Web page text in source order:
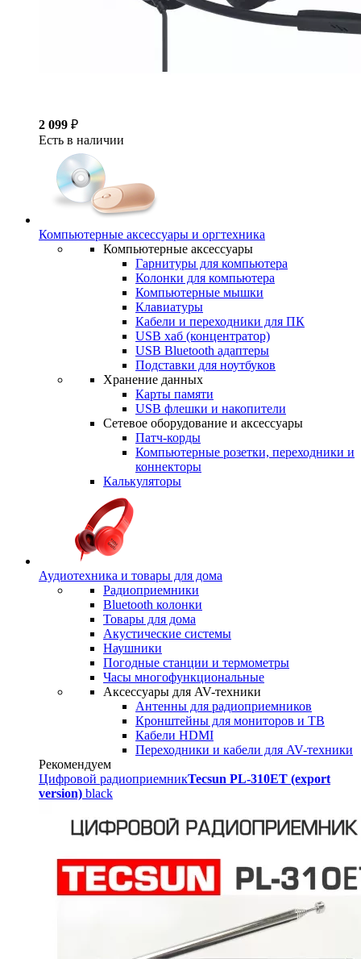
2 099 ₽
Есть в наличии
Компьютерные аксессуары и оргтехника
Компьютерные аксессуары
Гарнитуры для компьютера
Колонки для компьютера
Компьютерные мышки
Клавиатуры
Кабели и переходники для ПК
USB хаб (концентратор)
USB Bluetooth адаптеры
Подставки для ноутбуков
Хранение данных
Карты памяти
USB флешки и накопители
Сетевое оборудование и аксессуары
Патч-корды
Компьютерные розетки, переходники и
коннекторы
Калькуляторы
Аудиотехника и товары для дома
Радиоприемники
Bluetooth колонки
Товары для дома
Акустические системы
Наушники
Погодные станции и термометры
Часы многофункциональные
Аксессуары для AV-техники
Антенны для радиоприемников
Кронштейны для мониторов и ТВ
Кабели HDMI
Переходники и кабели для AV-техники
Рекомендуем
Цифровой радиоприемникTecsun PL-310ET (export
version) black